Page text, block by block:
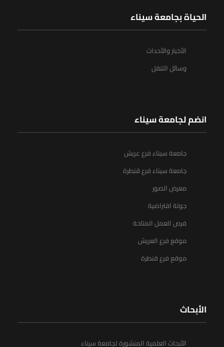
الحياة بجامعة سيناء
الأخبار والأحداث
وسائل التنقل
انضم لجامعة سيناء
جامعة سيناء فرع عريش
جامعة سيناء فرع قنطرة
معرض الصور
جولة افتراضية
فرص العمل المتاحة
موقع فرع العريش
موقع فرع قنطرة
الأبحاث
الأبحاث العلمية المنشورة لجامعة سيناء